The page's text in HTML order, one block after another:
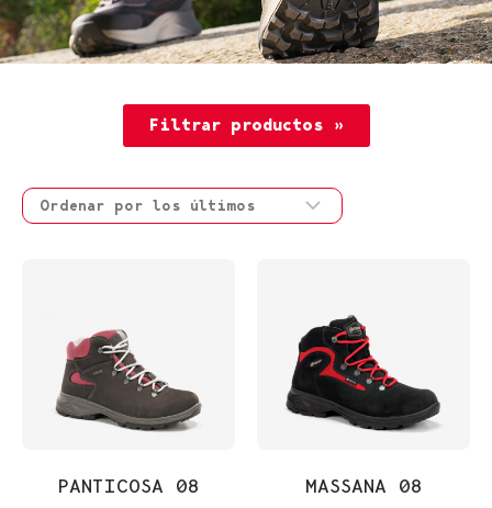
Filtrar productos »
PANTICOSA 08 MASSANA 08